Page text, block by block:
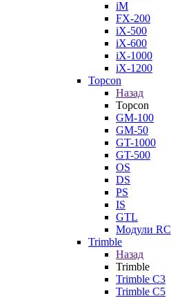
iM
FX-200
iX-500
iX-600
iX-1000
iX-1200
Topcon
Назад
Topcon
GM-100
GM-50
GT-1000
GT-500
OS
DS
PS
IS
GTL
Модули RC
Trimble
Назад
Trimble
Trimble C3
Trimble C5